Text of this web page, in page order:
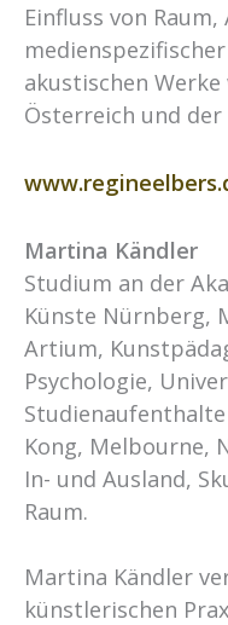
Einfluss von
akustischen
Österreich und
Martina Kändler
Studium an der
Künste Nürnberg,
Artium,
Psychologie,
Kong, Melbourne,
In- und Ausland,
Raum.
Martina Kändler
künstlerischen